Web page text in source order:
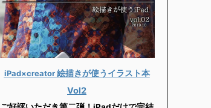
iPad×creator絵描きが使うイラスト本
Vol2